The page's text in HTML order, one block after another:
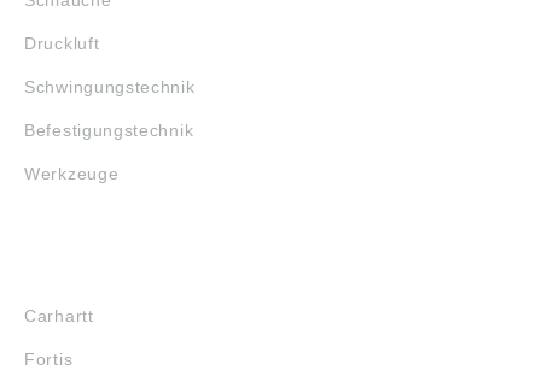
Druckluft
Schwingungstechnik
Befestigungstechnik
Werkzeuge
Carhartt
Fortis